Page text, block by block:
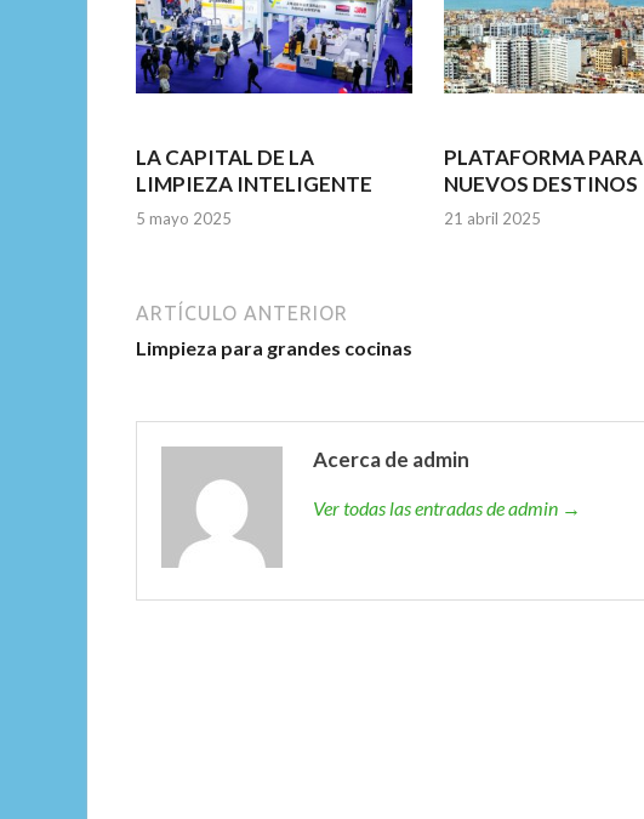
LA CAPITAL DE LA
LIMPIEZA INTELIGENTE
5 mayo 2025
PLATAFORMA PARA
NUEVOS DESTINOS
21 abril 2025
ARTÍCULO ANTERIOR
Limpieza para grandes cocinas
Acerca de admin
Ver todas las entradas de admin →